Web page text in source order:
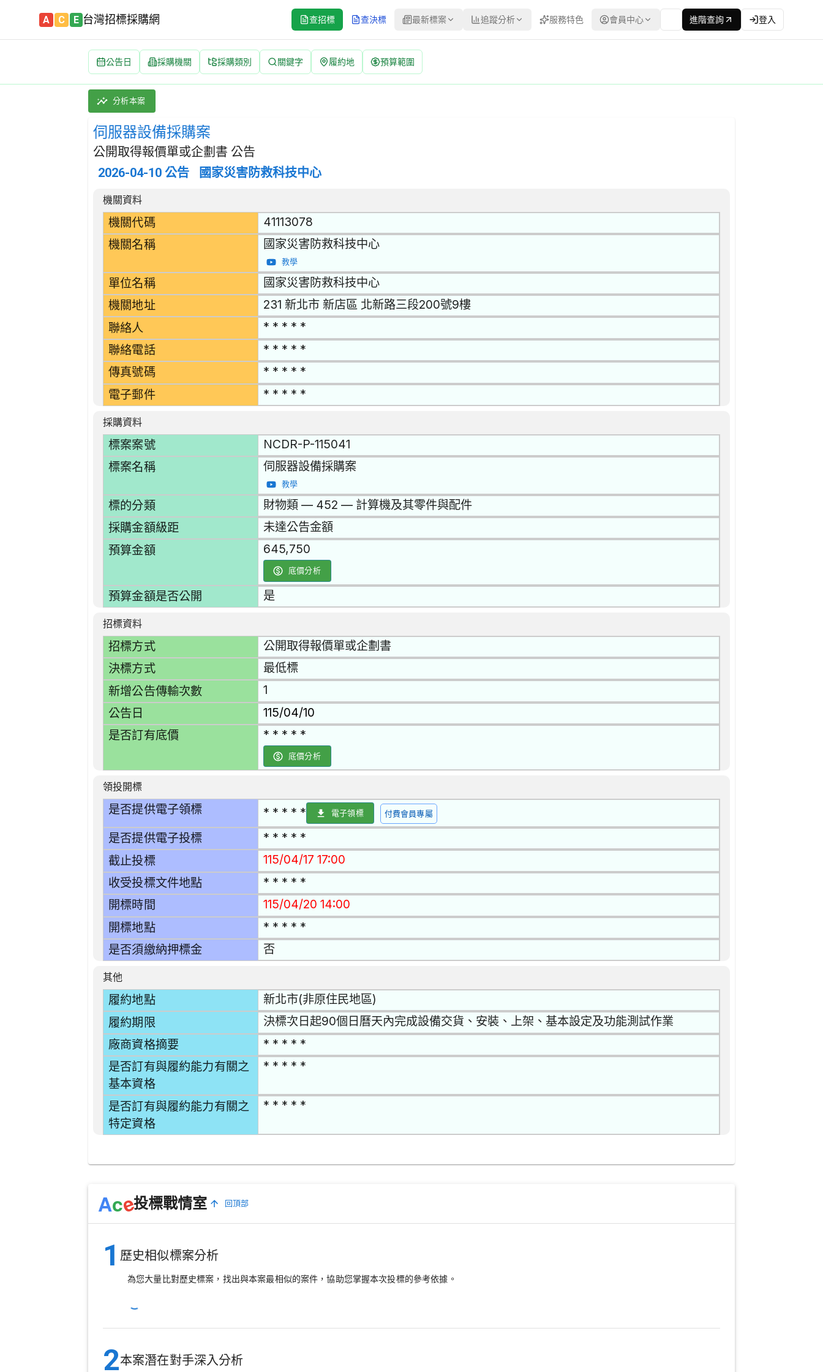
A C E 台灣招標採購網 查招標 查決標 最新標案 追蹤分析 服務特色 會員中心 進階查詢 登入
公告日 採購機關 採購類別 關鍵字 履約地 預算範圍
伺服器設備採購案 招標公告 | 案號：NCDR-P-115041 | 公開取得報價單或企劃書 公告
採購類別：財物類 計算機及其零件與配件 | 招標方式：公開取得報價單或企劃書 | 決標方式：最低標 | 資料來源：台灣政府電子採購網（公共工程委員會） | 更新時間
分析本案
伺服器設備採購案
公開取得報價單或企劃書 公告
2026-04-10 公告 國家災害防救科技中心
招標公告詳細內容
機關資料
機關代碼 41113078
機關名稱 國家災害防救科技中心
教學
單位名稱 國家災害防救科技中心
機關地址 231 新北市 新店區 北新路三段200號9樓
聯絡人 * * * * *
聯絡電話 * * * * *
傳真號碼 * * * * *
電子郵件 * * * * *
採購資料
標案案號 NCDR-P-115041
標案名稱 伺服器設備採購案
教學
標的分類 財物類 — 452 — 計算機及其零件與配件
採購金額級距 未達公告金額
預算金額 645,750
底價分析
預算金額是否公開 是
招標資料
招標方式 公開取得報價單或企劃書
決標方式 最低標
新增公告傳輸次數 1
公告日 115/04/10
是否訂有底價 * * * * *
底價分析
領投開標
是否提供電子領標 * * * * * 電子領標 付費會員專屬
是否提供電子投標 * * * * *
截止投標 115/04/17 17:00
收受投標文件地點 * * * * *
開標時間 115/04/20 14:00
開標地點 * * * * *
是否須繳納押標金 否
其他
履約地點 新北市(非原住民地區)
履約期限 決標次日起90個日曆天內完成設備交貨、安裝、上架、基本設定及功能測試作業
廠商資格摘要 * * * * *
是否訂有與履約能力有關之
基本資格
* * * * *
是否訂有與履約能力有關之
特定資格
* * * * *
Ace投標戰情室 回頂部
1 歷史相似標案分析
為您大量比對歷史標案，找出與本案最相似的案件，協助您掌握本次投標的參考依據。
2本案潛在對手深入分析